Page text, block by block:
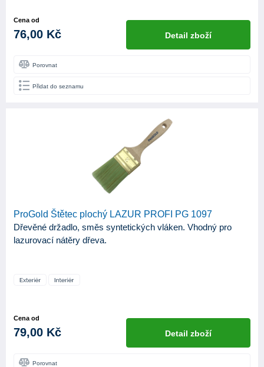
Cena od
76,00 Kč Detail zboží
Porovnat
Přidat do seznamu
ProGold Štětec plochý LAZUR PROFI PG 1097
Dřevěné držadlo, směs syntetických vláken. Vhodný pro
lazurovací nátěry dřeva.
Cena od
79,00 Kč Detail zboží
Porovnat